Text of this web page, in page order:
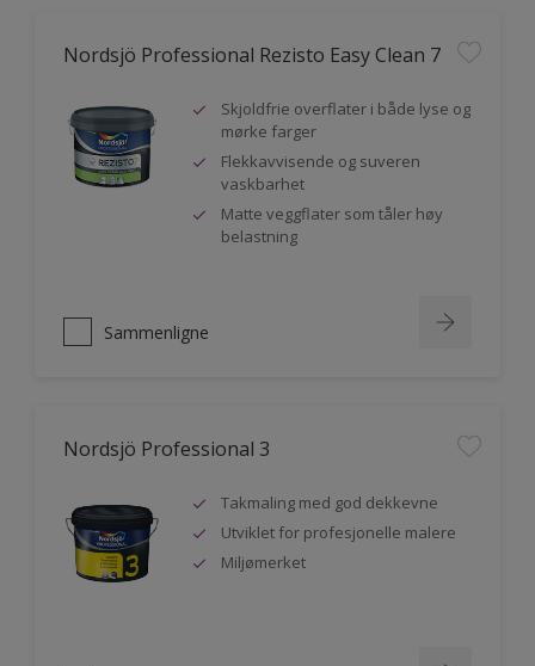
Nordsjö Professional Rezisto Easy Clean 7
Skjoldfrie overflater i både lyse og
mørke farger
Flekkavvisende og suveren
vaskbarhet
Matte veggflater som tåler høy
belastning
Sammenligne
Nordsjö Professional 3
Takmaling med god dekkevne
Utviklet for profesjonelle malere
Miljømerket